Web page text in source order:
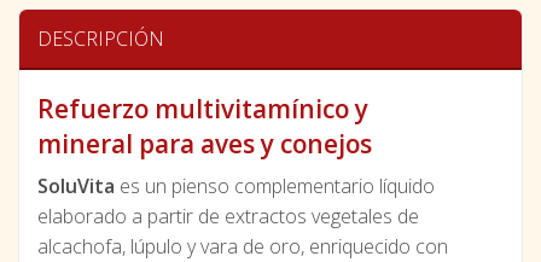
DESCRIPCIÓN
Refuerzo multivitamínico y
mineral para aves y conejos
SoluVita es un pienso complementario líquido
elaborado a partir de extractos vegetales de
alcachofa, lúpulo y vara de oro, enriquecido con